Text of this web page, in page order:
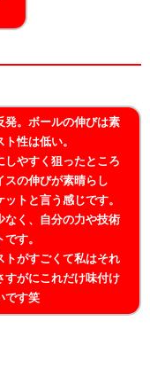
発。ボールの伸びは素
性は低い。
しやすく狙ったところ
スの伸びが素晴らし
トと言う感じです。
なく、自分の力や技術
す。
トがすごくて私はそれ
すがにこれだけ味付け
です笑